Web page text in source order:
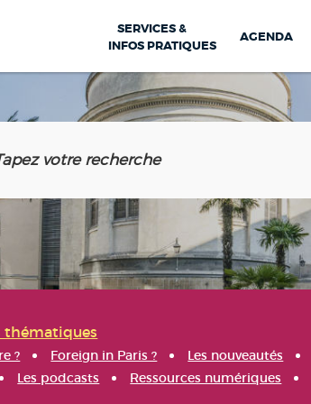
SERVICES &
INFOS PRATIQUES
AGENDA
thématiques
? Foreign in Paris ? Les nouveautés
Les podcasts Ressources numériques